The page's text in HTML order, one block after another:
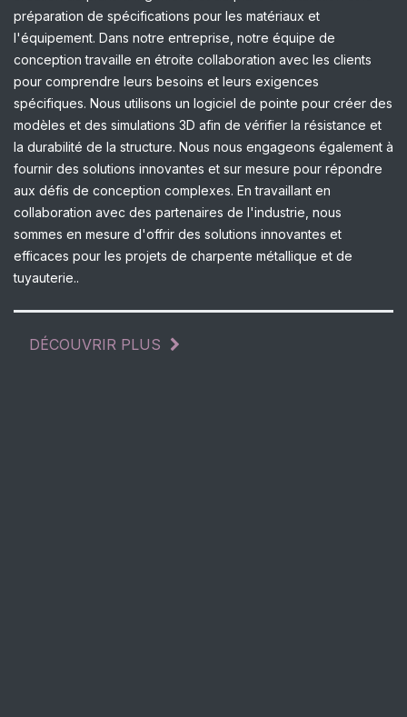
préparation de spécifications pour les matériaux et
l'équipement. Dans notre entreprise, notre équipe de
conception travaille en étroite collaboration avec les clients
pour comprendre leurs besoins et leurs exigences
spécifiques. Nous utilisons un logiciel de pointe pour créer des
modèles et des simulations 3D afin de vérifier la résistance et
la durabilité de la structure. Nous nous engageons également à
fournir des solutions innovantes et sur mesure pour répondre
aux défis de conception complexes. En travaillant en
collaboration avec des partenaires de l'industrie, nous
sommes en mesure d'offrir des solutions innovantes et
efficaces pour les projets de charpente métallique et de
tuyauterie..
DÉCOUVRIR PLUS